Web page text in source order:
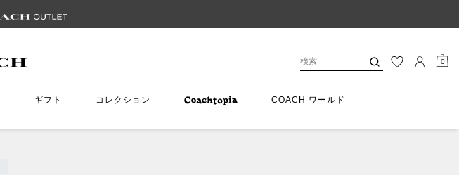
0
ギフト コレクション COACH ワールド